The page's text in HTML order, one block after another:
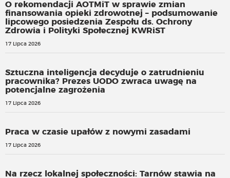
O rekomendacji AOTMiT w sprawie zmian
finansowania opieki zdrowotnej – podsumowanie
lipcowego posiedzenia Zespołu ds. Ochrony
Zdrowia i Polityki Społecznej KWRiST
17 Lipca 2026
Sztuczna inteligencja decyduje o zatrudnieniu
pracownika? Prezes UODO zwraca uwagę na
potencjalne zagrożenia
17 Lipca 2026
Praca w czasie upałów z nowymi zasadami
17 Lipca 2026
Na rzecz lokalnej społeczności: Tarnów stawia na